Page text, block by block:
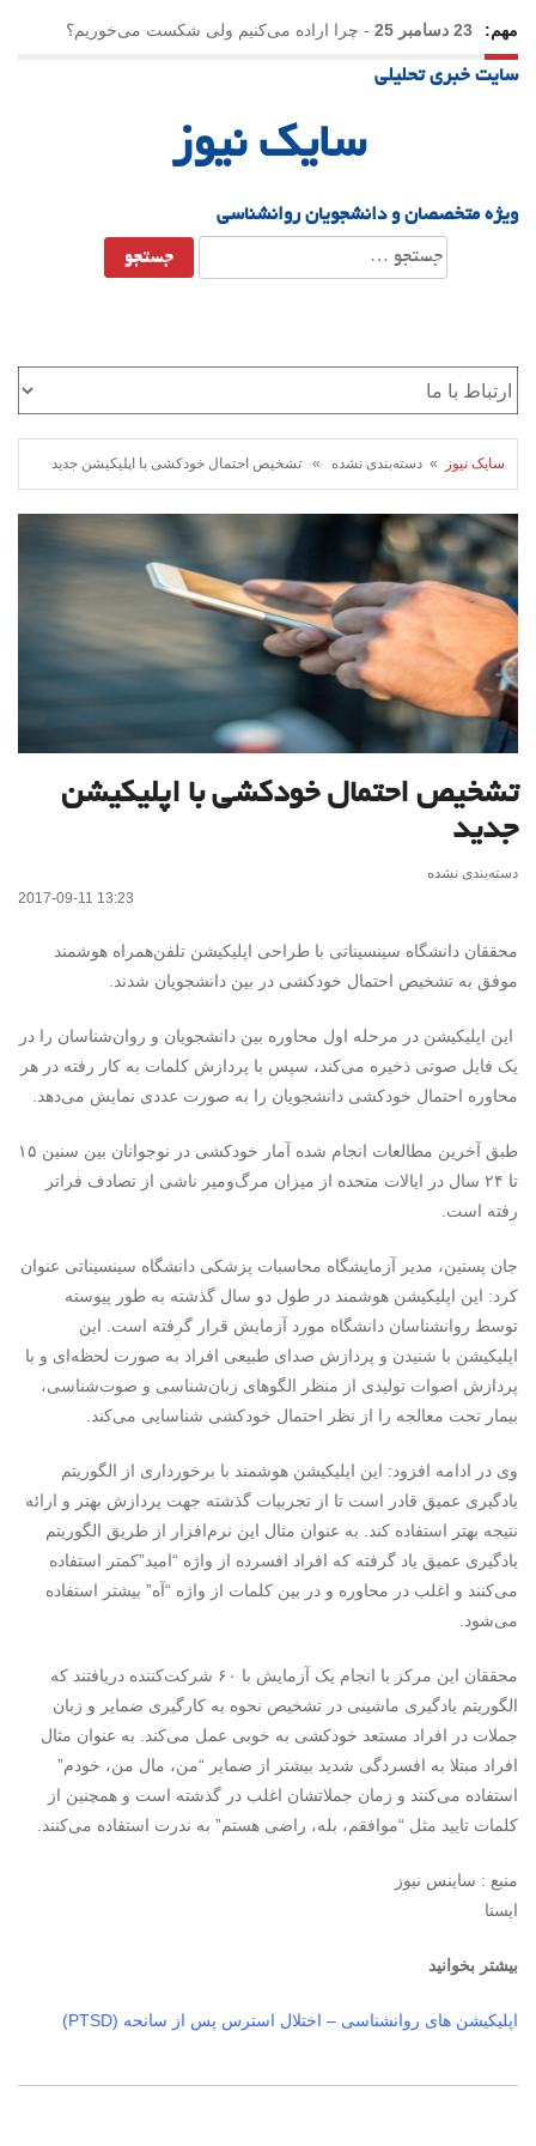
مهم: 23 دسامبر 25 - چرا اراده می‌کنیم ولی شکست می‌خوریم؟
21 دسامبر 25
سایت خبری تحلیلی
سایک نیوز
ویژه متخصصان و دانشجویان روانشناسی
جستجو
برای:
سایک نیوز » دسته‌بندی نشده » تشخیص احتمال خودکشی با اپلیکیشن جدید
تشخیص احتمال خودکشی با اپلیکیشن
جدید
دسته‌بندی نشده
2017-09-11 13:23
محققان دانشگاه سینسیناتی با طراحی اپلیکیشن تلفن‌همراه هوشمند
موفق به تشخیص احتمال خودکشی در بین دانشجویان شدند.
این اپلیکیشن در مرحله اول محاوره بین دانشجویان و روان‌شناسان را در
یک فایل صوتی ذخیره می‌کند، سپس با پردازش کلمات به کار رفته در هر
محاوره احتمال خودکشی دانشجویان را به صورت عددی نمایش می‌دهد.
طبق آخرین مطالعات انجام شده آمار خودکشی در نوجوانان بین سنین ۱۵
تا ۲۴ سال در ایالات متحده از میزان مرگ‌ومیر ناشی از تصادف فراتر
رفته است.
جان پستین، مدیر آزمایشگاه محاسبات پزشکی دانشگاه سینسیناتی عنوان
کرد: این اپلیکیشن هوشمند در طول دو سال گذشته به طور پیوسته
توسط روانشناسان دانشگاه مورد آزمایش قرار گرفته است. این
اپلیکیشن با شنیدن و پردازش صدای طبیعی افراد به صورت لحظه‌ای و با
پردازش اصوات تولیدی از منظر الگوهای زبان‌شناسی و صوت‌شناسی،
بیمار تحت معالجه را از نظر احتمال خودکشی شناسایی می‌کند.
وی در ادامه افزود: این اپلیکیشن هوشمند با برخورداری از الگوریتم
یادگیری عمیق قادر است تا از تجربیات گذشته جهت پردازش بهتر و ارائه
نتیجه بهتر استفاده کند. به عنوان مثال این نرم‌افزار از طریق الگوریتم
یادگیری عمیق یاد گرفته که افراد افسرده از واژه “امید”کمتر استفاده
می‌کنند و اغلب در محاوره و در بین کلمات از واژه “آه” بیشتر استفاده
می‌شود.
محققان این مرکز با انجام یک آزمایش با ۶۰ شرکت‌کننده دریافتند که
الگوریتم یادگیری ماشینی در تشخیص نحوه به کارگیری ضمایر و زبان
جملات در افراد مستعد خودکشی به خوبی عمل می‌کند. به عنوان مثال
افراد مبتلا به افسردگی شدید بیشتر از ضمایر “من، مال من، خودم”
استفاده می‌کنند و زمان جملاتشان اغلب در گذشته است و همچنین از
کلمات تایید مثل “موافقم، بله، راضی هستم” به ندرت استفاده می‌کنند.
منبع : ساینس نیوز
ایسنا
بیشتر بخوانید
اپلیکیشن های روانشناسی – اختلال استرس پس از سانحه (PTSD)